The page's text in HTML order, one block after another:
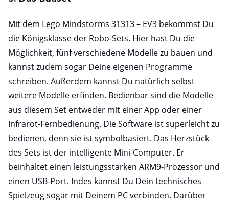
Mit dem Lego Mindstorms 31313 – EV3 bekommst Du
die Königsklasse der Robo-Sets. Hier hast Du die
Möglichkeit, fünf verschiedene Modelle zu bauen und
kannst zudem sogar Deine eigenen Programme
schreiben. Außerdem kannst Du natürlich selbst
weitere Modelle erfinden. Bedienbar sind die Modelle
aus diesem Set entweder mit einer App oder einer
Infrarot-Fernbedienung. Die Software ist superleicht zu
bedienen, denn sie ist symbolbasiert. Das Herzstück
des Sets ist der intelligente Mini-Computer. Er
beinhaltet einen leistungsstarken ARM9-Prozessor und
einen USB-Port. Indes kannst Du Dein technisches
Spielzeug sogar mit Deinem PC verbinden. Darüber